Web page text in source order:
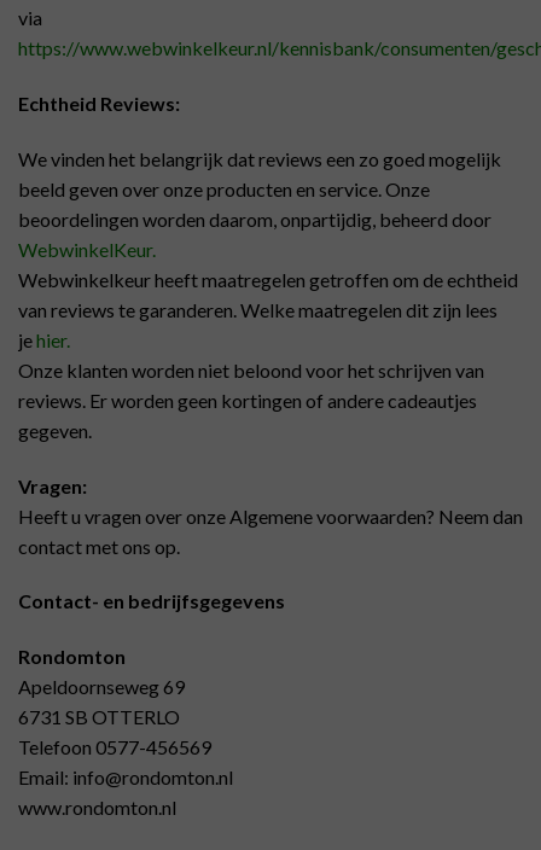
via
https://www.webwinkelkeur.nl/kennisbank/consumenten/
Echtheid Reviews:
We vinden het belangrijk dat reviews een zo goed mogelijk
beeld geven over onze producten en service. Onze
beoordelingen worden daarom, onpartijdig, beheerd door
WebwinkelKeur.
Webwinkelkeur heeft maatregelen getroffen om de echtheid
van reviews te garanderen. Welke maatregelen dit zijn lees
jehier.
Onze klanten worden niet beloond voor het schrijven van
reviews. Er worden geen kortingen of andere cadeautjes
gegeven.
Vragen:
Heeft u vragen over onze Algemene voorwaarden? Neem dan
contact met ons op.
Contact- en bedrijfsgegevens
Rondomton
Apeldoornseweg 69
6731 SB OTTERLO
Telefoon 0577-456569
Email: info@rondomton.nl
www.rondomton.nl